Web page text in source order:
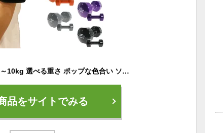
ダンベル 2個セット 1～10kg 選べる重さ ポップな色合い ソフトコーティング 筋力トレーニング 筋トレ シェイプアップ PVCコーティング 滑り防止 初心者 エクササイズ セット Soomloom正規品 トレーニング用品 1000円ぽっきり
品をサイトでみる